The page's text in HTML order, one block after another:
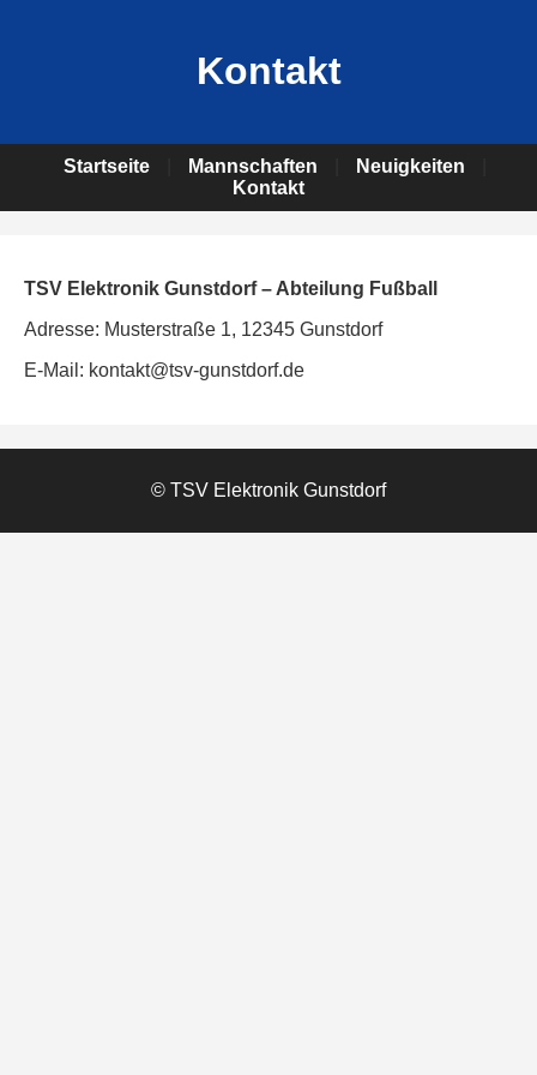
Kontakt
Startseite Mannschaften Neuigkeiten
Kontakt
TSV Elektronik Gunstdorf – Abteilung Fußball
Adresse: Musterstraße 1, 12345 Gunstdorf
E-Mail: kontakt@tsv-gunstdorf.de
© TSV Elektronik Gunstdorf